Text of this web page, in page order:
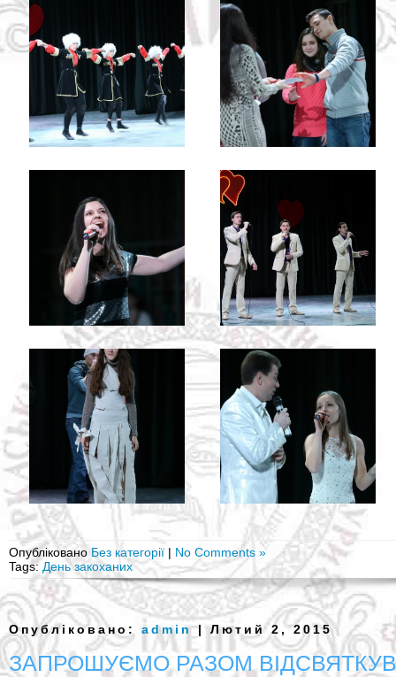
Опубліковано Без категорії | No Comments »
Tags: День закоханих
Опубліковано: admin| Лютий 2, 2015
ЗАПРОШУЄМО РАЗОМ